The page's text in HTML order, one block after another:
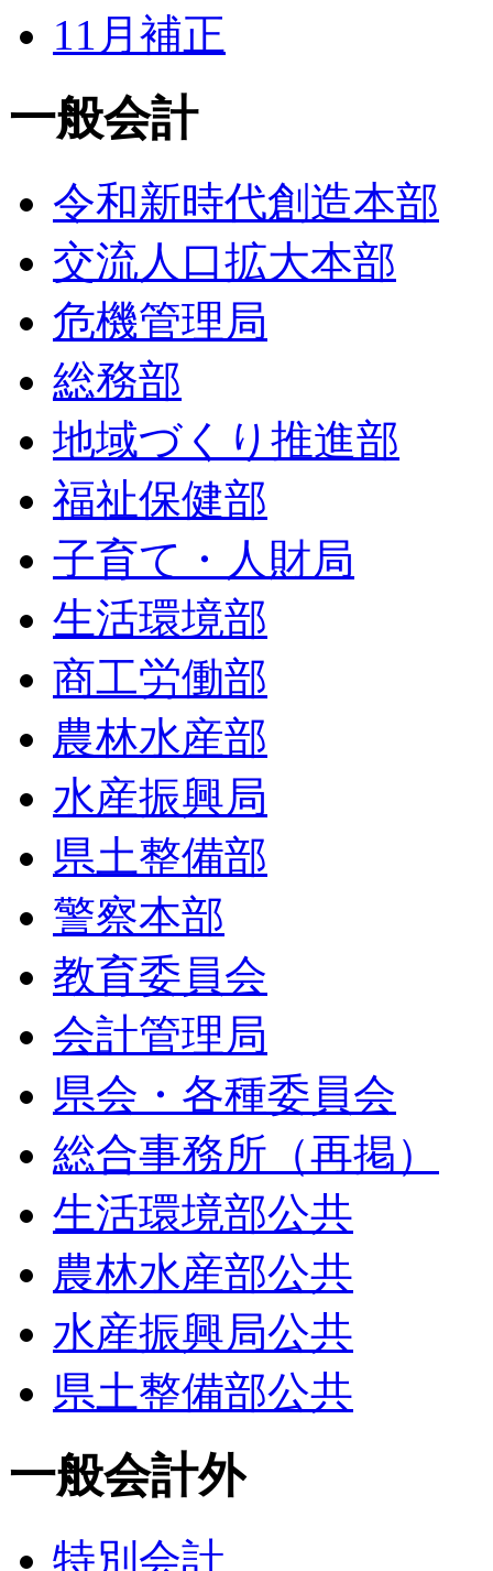
11月補正
一般会計
令和新時代創造本部
交流人口拡大本部
危機管理局
総務部
地域づくり推進部
福祉保健部
子育て・人財局
生活環境部
商工労働部
農林水産部
水産振興局
県土整備部
警察本部
教育委員会
会計管理局
県会・各種委員会
総合事務所（再掲）
生活環境部公共
農林水産部公共
水産振興局公共
県土整備部公共
一般会計外
特別会計